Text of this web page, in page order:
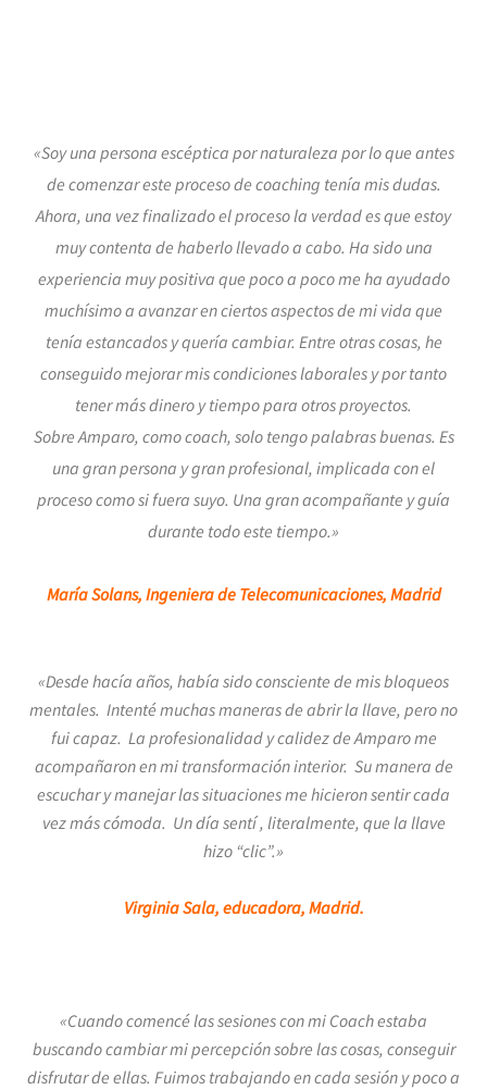
«Soy una persona escéptica por naturaleza por lo que antes
de comenzar este proceso de coaching tenía mis dudas.
Ahora, una vez finalizado el proceso la verdad es que estoy
muy contenta de haberlo llevado a cabo. Ha sido una
experiencia muy positiva que poco a poco me ha ayudado
muchísimo a avanzar en ciertos aspectos de mi vida que
tenía estancados y quería cambiar. Entre otras cosas, he
conseguido mejorar mis condiciones laborales y por tanto
tener más dinero y tiempo para otros proyectos.
Sobre Amparo, como coach, solo tengo palabras buenas. Es
una gran persona y gran profesional, implicada con el
proceso como si fuera suyo. Una gran acompañante y guía
durante todo este tiempo.»
María Solans, Ingeniera de Telecomunicaciones, Madrid
«Desde hacía años, había sido consciente de mis bloqueos
mentales. Intenté muchas maneras de abrir la llave, pero no
fui capaz. La profesionalidad y calidez de Amparo me
acompañaron en mi transformación interior. Su manera de
escuchar y manejar las situaciones me hicieron sentir cada
vez más cómoda. Un día sentí , literalmente, que la llave
hizo “clic”.»
Virginia Sala, educadora, Madrid.
«Cuando comencé las sesiones con mi Coach estaba
buscando cambiar mi percepción sobre las cosas, conseguir
disfrutar de ellas. Fuimos trabajando en cada sesión y poco a